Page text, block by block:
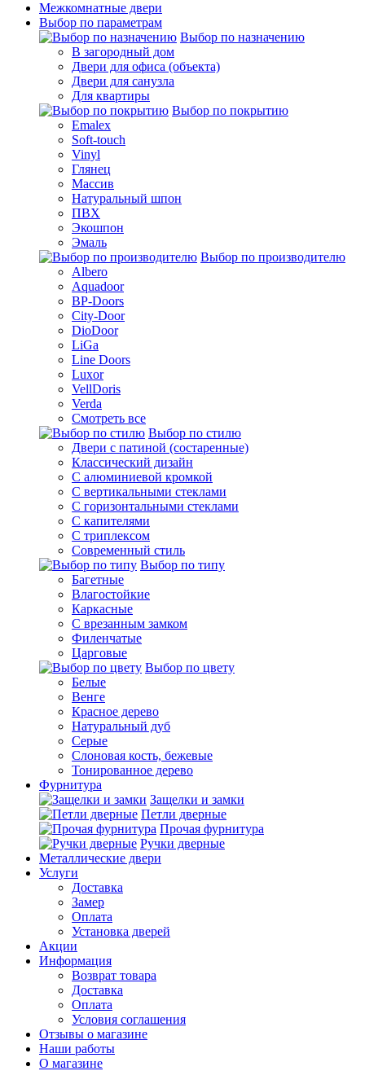
Межкомнатные двери
Выбор по параметрам
Выбор по назначению
В загородный дом
Двери для офиса (объекта)
Двери для санузла
Для квартиры
Выбор по покрытию
Emalex
Soft-touch
Vinyl
Глянец
Массив
Натуральный шпон
ПВХ
Экошпон
Эмаль
Выбор по производителю
Albero
Aquadoor
BP-Doors
City-Door
DioDoor
LiGa
Line Doors
Luxor
VellDoris
Verda
Смотреть все
Выбор по стилю
Двери с патиной (состаренные)
Классический дизайн
С алюминиевой кромкой
С вертикальными стеклами
С горизонтальными стеклами
С капителями
С триплексом
Современный стиль
Выбор по типу
Багетные
Влагостойкие
Каркасные
С врезанным замком
Филенчатые
Царговые
Выбор по цвету
Белые
Венге
Красное дерево
Натуральный дуб
Серые
Слоновая кость, бежевые
Тонированное дерево
Фурнитура
Защелки и замки
Петли дверные
Прочая фурнитура
Ручки дверные
Металлические двери
Услуги
Доставка
Замер
Оплата
Установка дверей
Акции
Информация
Возврат товара
Доставка
Оплата
Условия соглашения
Отзывы о магазине
Наши работы
О магазине